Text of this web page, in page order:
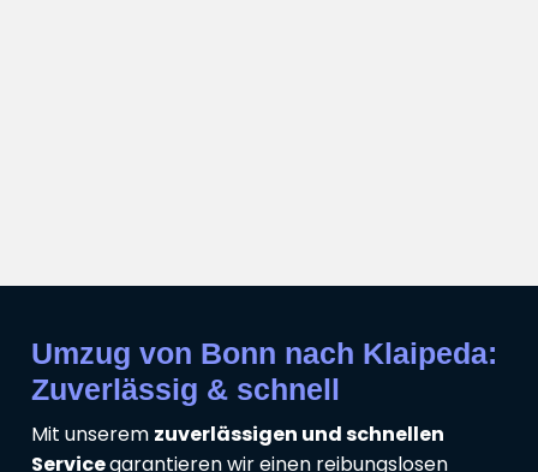
Umzug von Bonn nach Klaipeda:
Zuverlässig & schnell
Mit unserem zuverlässigen und schnellen
Servicegarantieren wir einen reibungslosen